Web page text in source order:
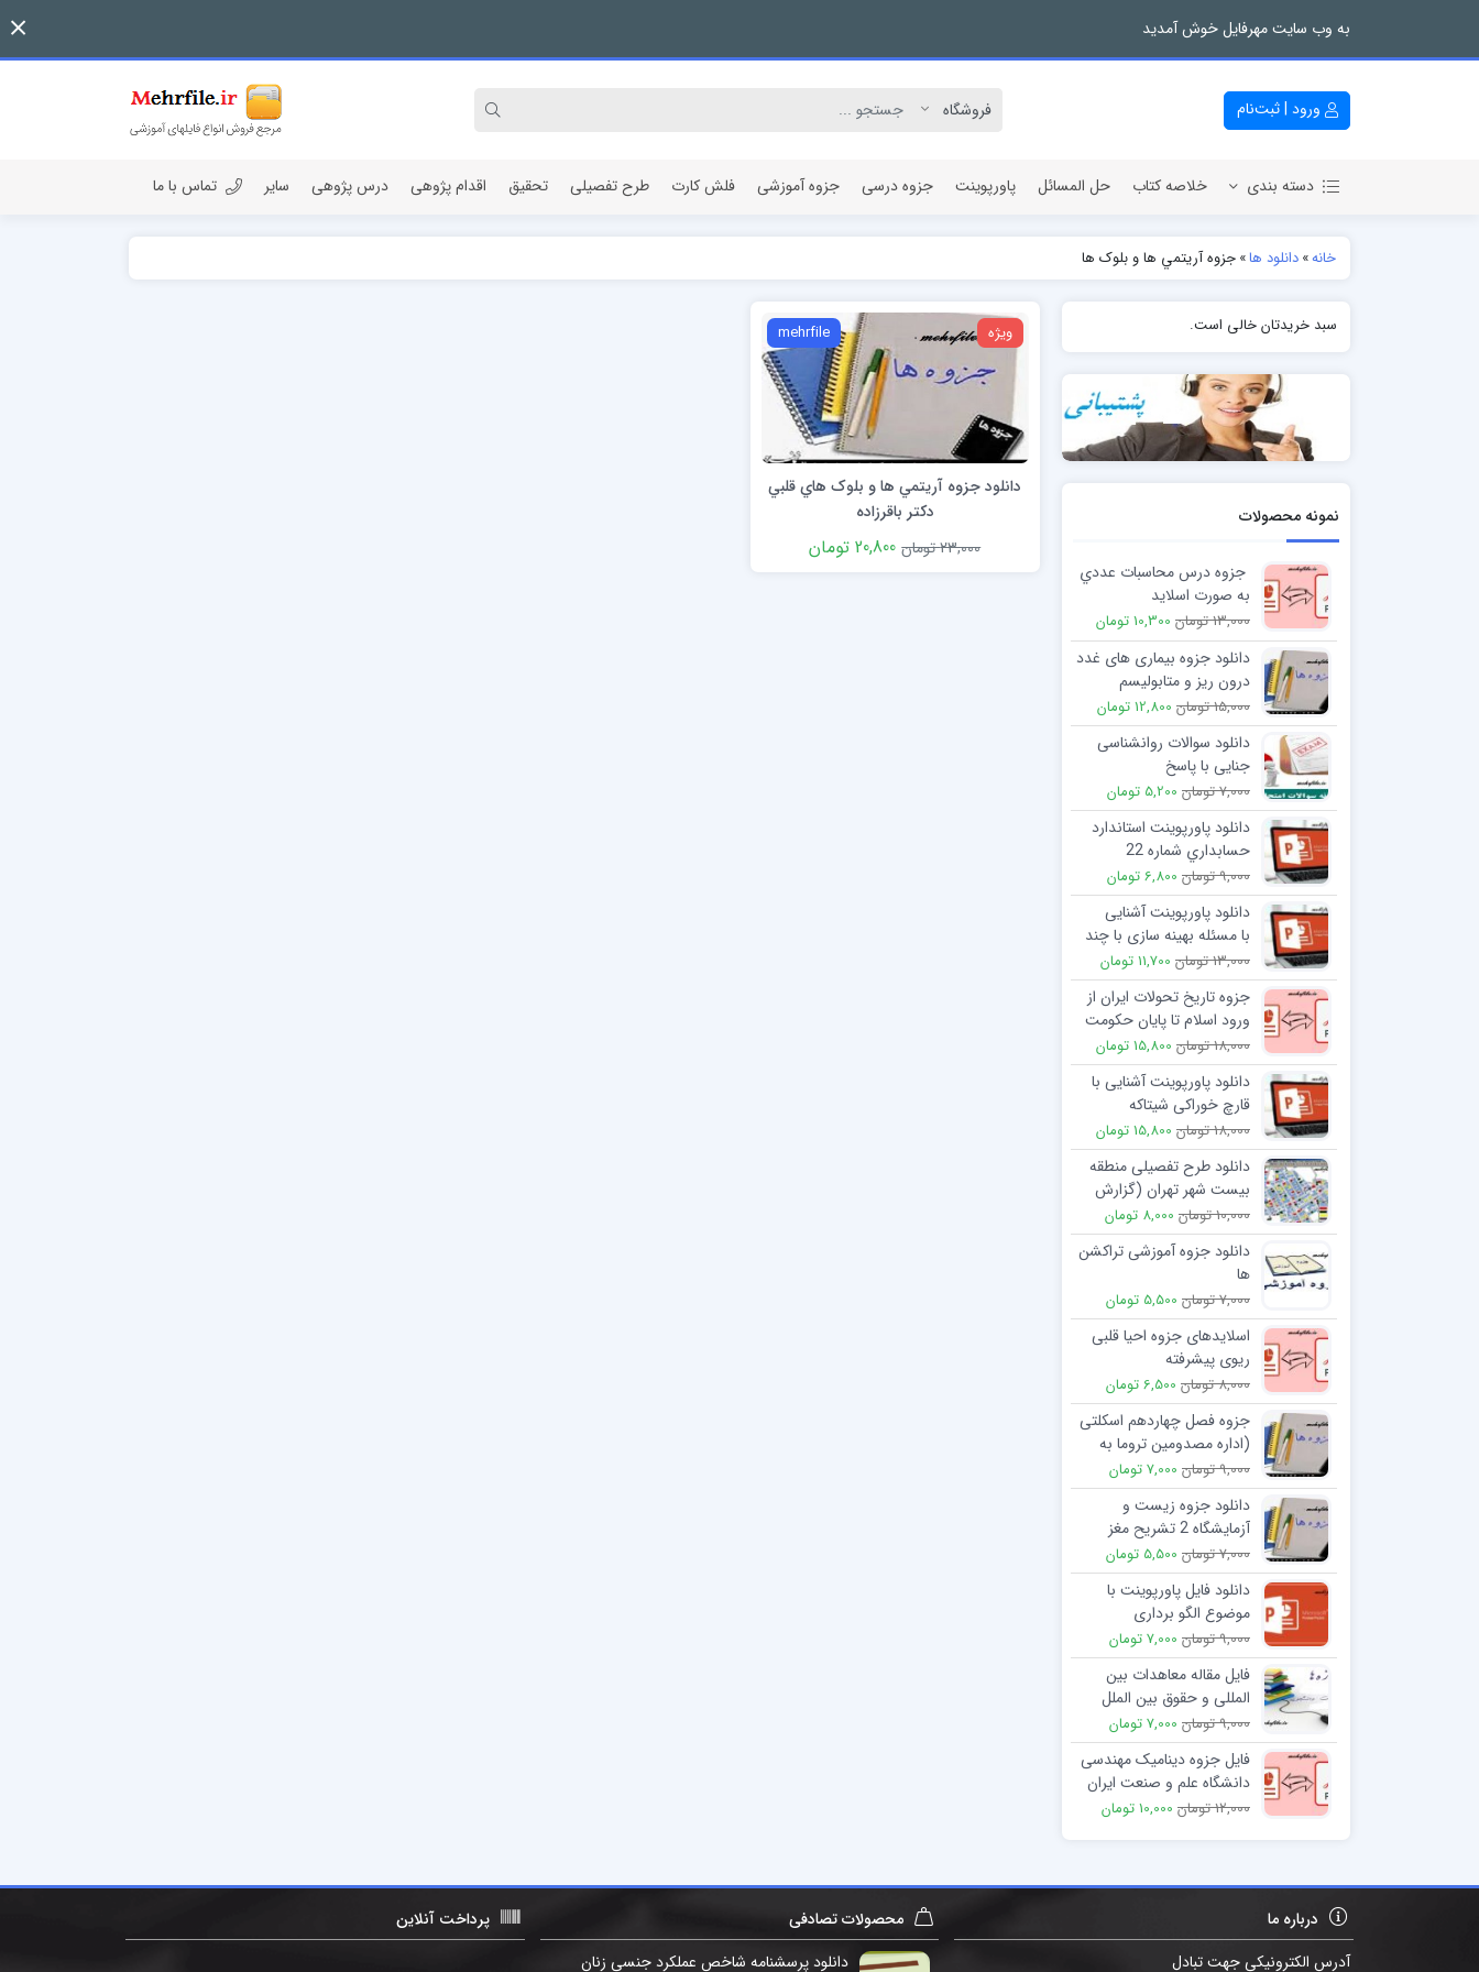
به وب سایت مهرفایل خوش آمدید
ورود | ثبت‌نام
دسته بندی
مقاله پژوهشی
خلاصه کتاب حل المسائل پاورپوینت جزوه درسی جزوه آموزشی فلش کارت طرح تفصیلی تحقیق اقدام پژوهی درس پژوهی سایر تماس با ما
خانه»دانلود ها»جزوه آريتمي ها و بلوک ها
ویژه mehrfile
دانلود جزوه آريتمي ها و بلوک هاي قلبي
دکتر باقرزاده
23,000 تومان
20,800 تومان
سبد خریدتان خالی است.
نمونه محصولات
جزوه درس محاسبات عددي
به صورت اسلاید
13,000 تومان 10,300 تومان
دانلود جزوه بیماری های غدد
درون ریز و متابولیسم
15,000 تومان 12,800 تومان
دانلود سوالات روانشناسی
جنایی با پاسخ
7,000 تومان 5,200 تومان
دانلود پاورپوینت استاندارد
حسابداري شماره 22
گزارشگري مالي ميان دوره
اي
9,000 تومان 6,800 تومان
دانلود پاورپوینت آشنایی
با مسئله بهینه سازی با چند
تابع هدف
13,000 تومان 11,700 تومان
جزوه تاريخ تحولات ايران از
ورود اسلام تا پایان حکومت
علويان طبرستان
18,000 تومان 15,800 تومان
دانلود پاورپوینت آشنایی با
قارچ خوراکی شیتاکه
18,000 تومان 15,800 تومان
دانلود طرح تفصیلی منطقه
بیست شهر تهران (گزارش
الگوی توسعه منطقه 20)
10,000 تومان 8,000 تومان
دانلود جزوه آموزشی تراکشن
ها
7,000 تومان 5,500 تومان
اسلایدهای جزوه احیا قلبی
ریوی پیشرفته
8,000 تومان 6,500 تومان
جزوه فصل چهاردهم اسکلتی
(اداره مصدومین تروما به
سیستم عضلانی-اسکلتی)
9,000 تومان 7,000 تومان
دانلود جزوه زیست و
آزمایشگاه 2 تشریح مغز
7,000 تومان 5,500 تومان
دانلود فایل پاورپوینت با
موضوع الگو برداری
9,000 تومان 7,000 تومان
فایل مقاله معاهدات بین
المللی و حقوق بین الملل
9,000 تومان 7,000 تومان
فایل جزوه دینامیک مهندسی
دانشگاه علم و صنعت ایران
12,000 تومان 10,000 تومان
درباره ما
آدرس الکترونیکی جهت تبادل
محصولات تصادفی
دانلود پرسشنامه شاخص عملکرد جنسی زنان
پرداخت آنلاین